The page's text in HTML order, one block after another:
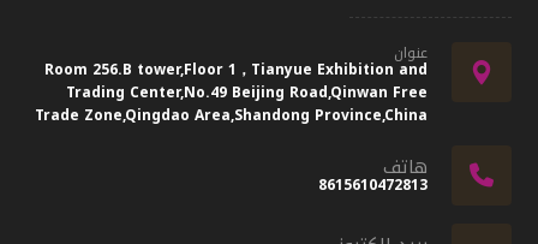
عنوان
Room 256.B tower,Floor 1，Tianyue Exhibition and
Trading Center,No.49 Beijing Road,Qinwan Free
Trade Zone,Qingdao Area,Shandong Province,China
هاتف
8615610472813